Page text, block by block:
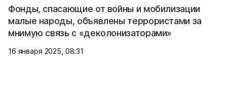
Фонды, спасающие от войны и мобилизации
малые народы, объявлены террористами за
мнимую связь с «деколонизаторами»
16 января 2025, 08:31